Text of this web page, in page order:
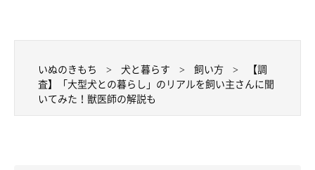
「ゴールデンドゥードル。飼い主にすぐ青あざが出来る
（笑）」
いぬのきもち 犬と暮らす 飼い方
【調
査】「大型犬との暮らし」のリアルを飼い主さんに聞
いてみた！獣医師の解説も